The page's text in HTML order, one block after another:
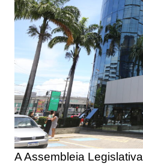
A Assembleia